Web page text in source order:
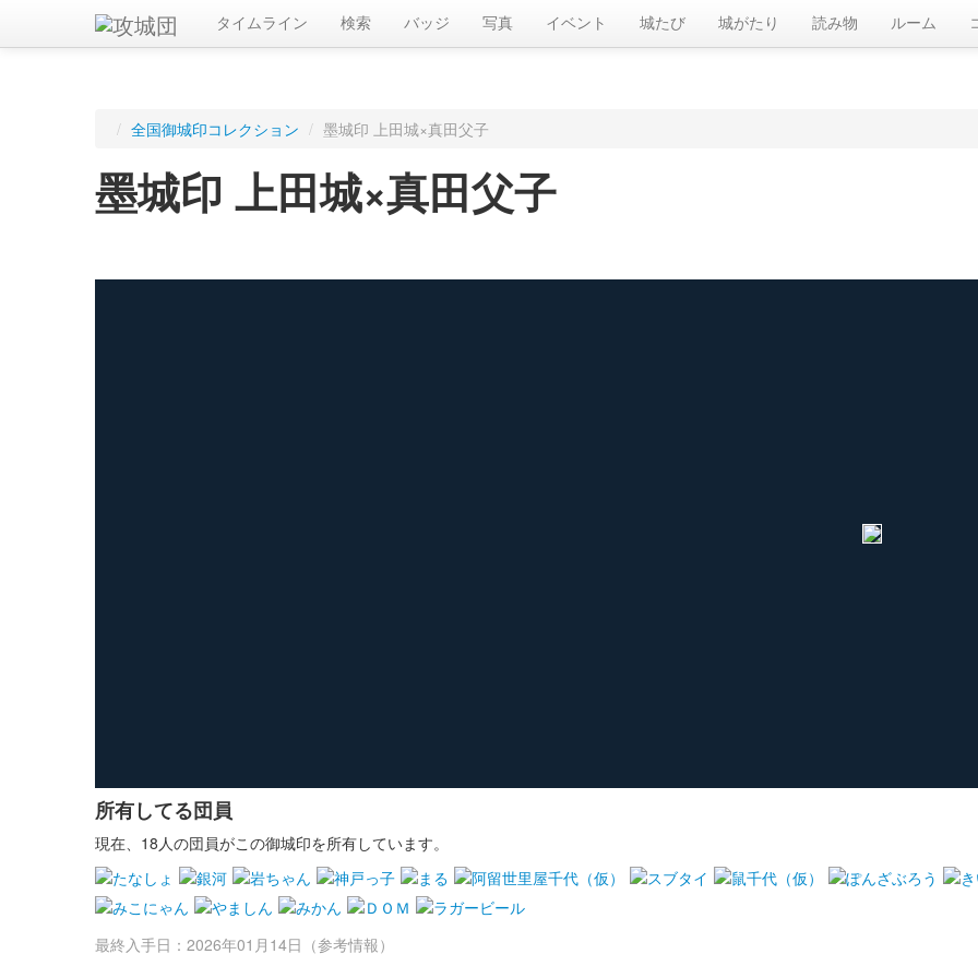
タイムライン 検索 バッジ 写真 イベント 城たび 城がたり 読み物 ルーム
/ 全国御城印コレクション / 墨城印 上田城×真田父子
墨城印 上田城×真田父子
所有してる団員
現在、18人の団員がこの御城印を所有しています。
最終入手日：2026年01月14日（参考情報）